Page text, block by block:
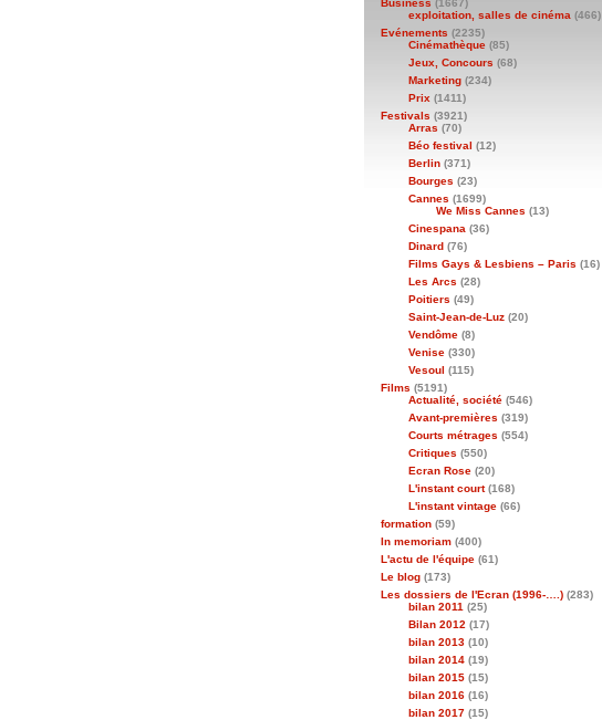
Business (1667)
exploitation, salles de cinéma (466)
Evénements (2235)
Cinémathèque (85)
Jeux, Concours (68)
Marketing (234)
Prix (1411)
Festivals (3921)
Arras (70)
Béo festival (12)
Berlin (371)
Bourges (23)
Cannes (1699)
We Miss Cannes (13)
Cinespana (36)
Dinard (76)
Films Gays & Lesbiens – Paris (16)
Les Arcs (28)
Poitiers (49)
Saint-Jean-de-Luz (20)
Vendôme (8)
Venise (330)
Vesoul (115)
Films (5191)
Actualité, société (546)
Avant-premières (319)
Courts métrages (554)
Critiques (550)
Ecran Rose (20)
L'instant court(168)
L'instant vintage (66)
formation (59)
In memoriam (400)
L'actu de l'équipe (61)
Le blog (173)
Les dossiers de l'Ecran (1996-….) (283)
bilan 2011 (25)
Bilan 2012 (17)
bilan 2013 (10)
bilan 2014 (19)
bilan 2015 (15)
bilan 2016 (16)
bilan 2017 (15)